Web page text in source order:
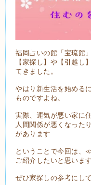
福岡占いの館「宝琉館
【家探し】や【引越し
てきました。
やはり新生活を始める
ものですよね。
実際、運気が悪い家に
人間関係が悪くなった
があります
ということで今回は
ご紹介したいと思います
ぜひ家探しの参考にし